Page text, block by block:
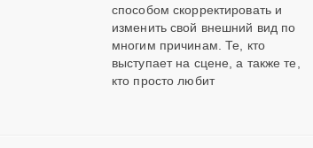
способом скорректировать и
изменить свой внешний вид по
многим причинам. Те, кто
выступает на сцене, а также те,
кто просто любит